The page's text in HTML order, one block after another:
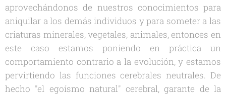
aprovechándonos de nuestros conocimientos para
aniquilar a los demás individuos y para someter a las
criaturas minerales, vegetales, animales, entonces en
este caso estamos poniendo en práctica un
comportamiento contrario a la evolución, y estamos
pervirtiendo las funciones cerebrales neutrales. De
hecho "el egoísmo natural" cerebral, garante de la